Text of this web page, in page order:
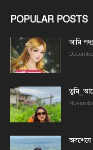
POPULAR POSTS
আমি
অবশেষে